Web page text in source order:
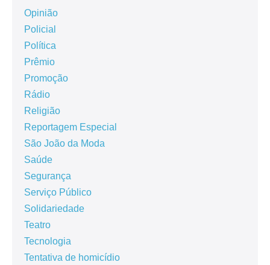
Opinião
Policial
Política
Prêmio
Promoção
Rádio
Religião
Reportagem Especial
São João da Moda
Saúde
Segurança
Serviço Público
Solidariedade
Teatro
Tecnologia
Tentativa de homicídio